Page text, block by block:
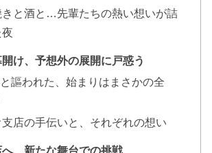
きと酒と…先輩たちの熱い想いが詰
夜
け、予想外の展開に戸惑う
謳われた、始まりはまさかの全
店の手伝いと、それぞれの想い